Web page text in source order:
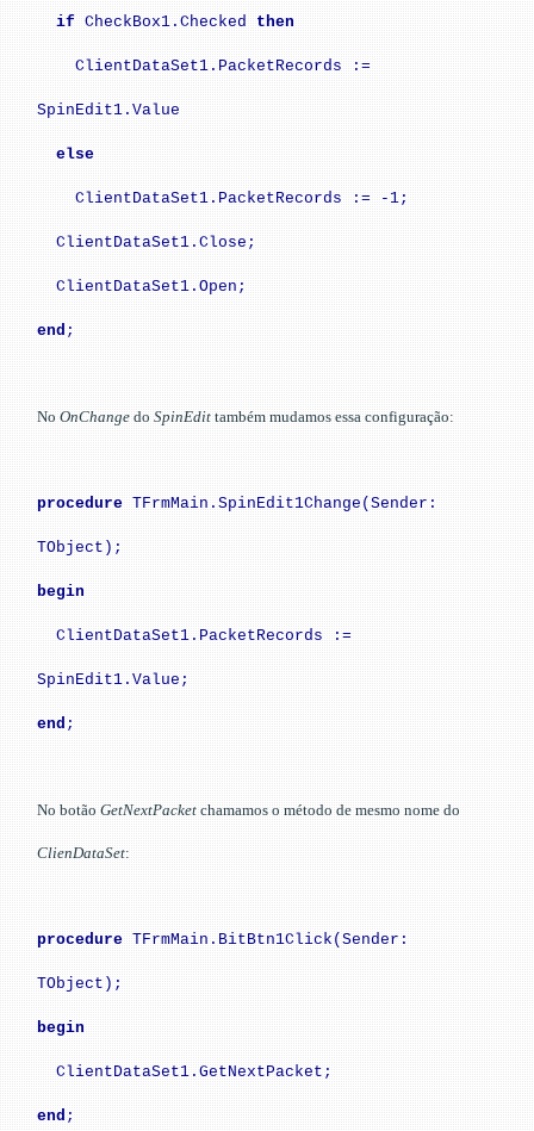
if CheckBox1.Checked then
ClientDataSet1.PacketRecords :=
SpinEdit1.Value
else
ClientDataSet1.PacketRecords := -1;
ClientDataSet1.Close;
ClientDataSet1.Open;
end ;
No OnChange do SpinEdit também mudamos essa configuração:
procedure TFrmMain.SpinEdit1Change(Sender:
TObject);
begin
ClientDataSet1.PacketRecords :=
SpinEdit1.Value;
end ;
No botão GetNextPacket chamamos o método de mesmo nome do
ClienDataSet:
procedure TFrmMain.BitBtn1Click(Sender:
TObject);
begin
ClientDataSet1.GetNextPacket;
end ;